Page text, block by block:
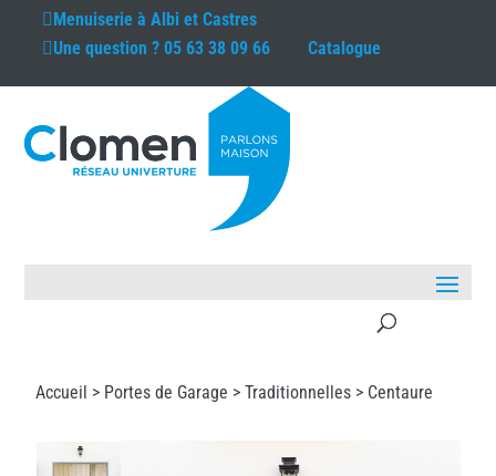
Menuiserie àAlbi et Castres
Une question ?05 63 38 09 66 Catalogue
Accueil > Portes de Garage > Traditionnelles > Centaure